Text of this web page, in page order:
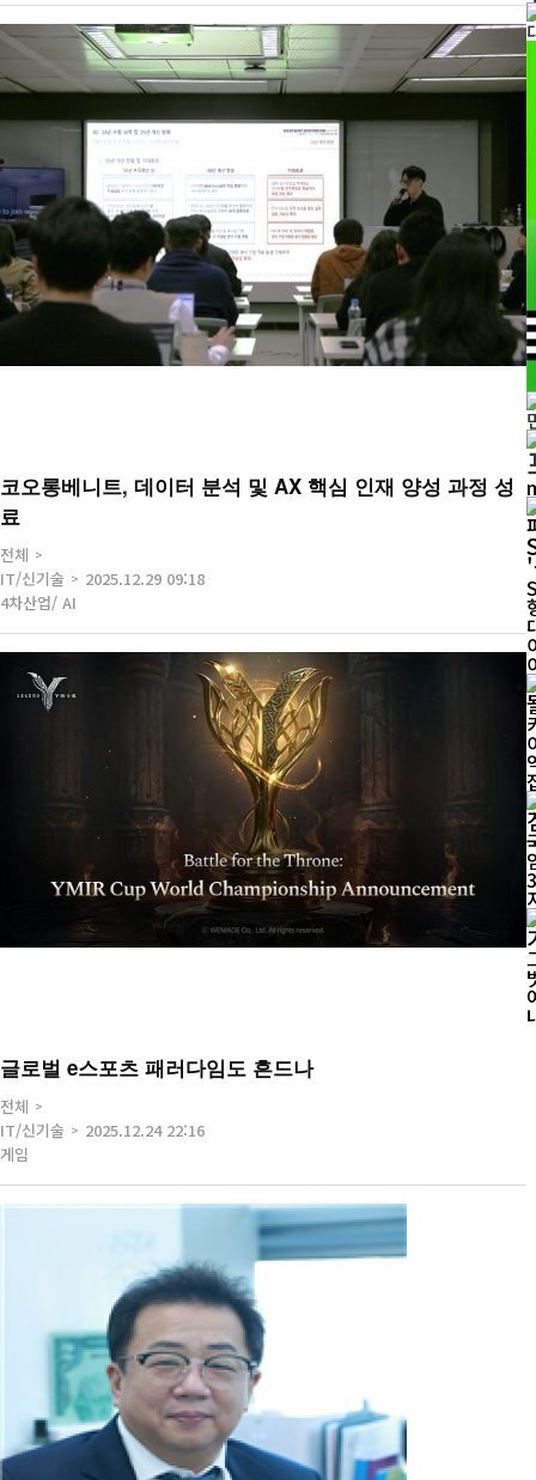
코오롱베니트, 데이터 분석 및 AX 핵심 인재 양성 과정 성
료
전체
IT/신기술
4차산업/ AI
2025.12.29 09:18
글로벌 e스포츠 패러다임도 흔드나
전체
IT/신기술
게임
2025.12.24 22:16
'